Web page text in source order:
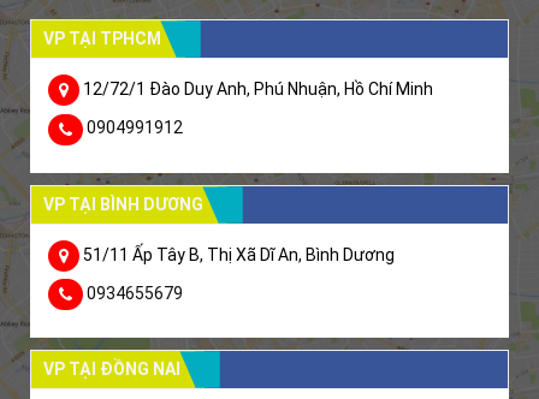
VP TẠI TPHCM
12/72/1 Đào Duy Anh, Phú Nhuận, Hồ Chí Minh
0904991912
VP TẠI BÌNH DƯƠNG
51/11 Ấp Tây B, Thị Xã Dĩ An, Bình Dương
0934655679
VP TẠI ĐỒNG NAI